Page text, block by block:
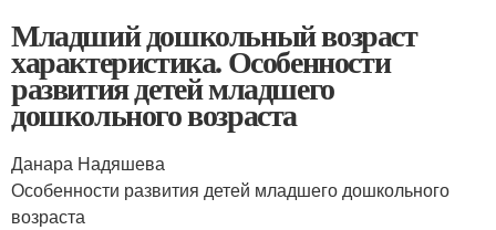
Младший дошкольный возраст
характеристика. Особенности
развития детей младшего
дошкольного возраста
Данара Надяшева
Особенности развития детей младшего дошкольного
возраста